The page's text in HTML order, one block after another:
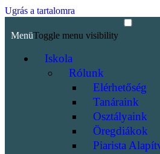
Ugrás a tartalomra
MenüToggle menu visibility
Iskola
Rólunk
Elérhetőség
Tanáraink
Osztályaink
Öregdiákok
Piarista